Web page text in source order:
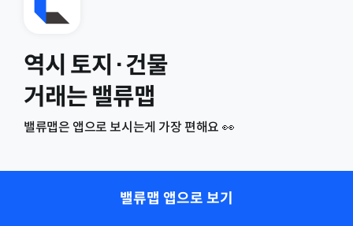
역시 토지·건물
거래는 밸류맵
밸류맵은 앱으로 보시는게 가장 편해요 👀
밸류맵 앱으로 보기